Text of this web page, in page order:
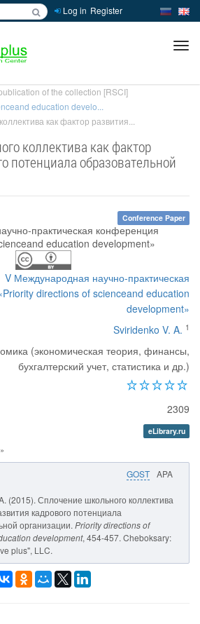
Log in Register
of the collection [RSCI]
education develo...
как фактор развития...
коллектива как фактор
потенциала образовательной
Conference Paper
V Международная научно-практическая
directions of scienceand education
development»
Sviridenko V. A. 1
(экономическая теория, финансы,
бухгалтерский учет, статистика и др.)
2309
eLibrary.ru
GOST APA
(2015). Сплочение школьного коллектива
кадрового потенциала
организации. Priority directions of
development, 454-457. Cheboksary:
plus", LLC.